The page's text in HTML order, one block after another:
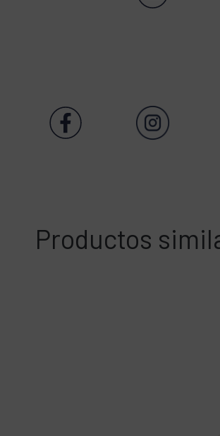
Productos